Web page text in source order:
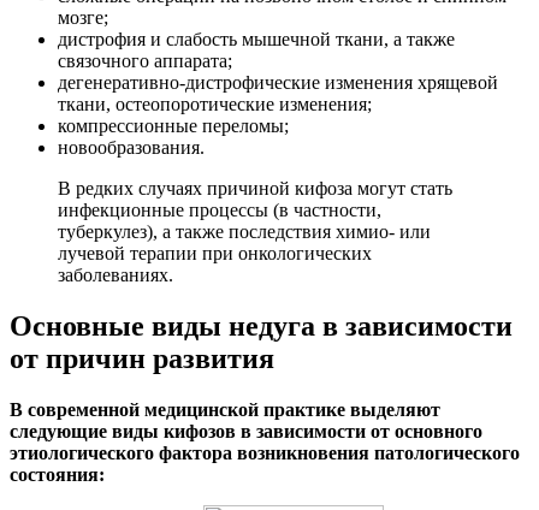
мозге;
дистрофия и слабость мышечной ткани, а также
связочного аппарата;
дегенеративно-дистрофические изменения хрящевой
ткани, остеопоротические изменения;
компрессионные переломы;
новообразования.
В редких случаях причиной кифоза могут стать
инфекционные процессы (в частности,
туберкулез), а также последствия химио- или
лучевой терапии при онкологических
заболеваниях.
Основные виды недуга в зависимости
от причин развития
В современной медицинской практике выделяют
следующие виды кифозов в зависимости от основного
этиологического фактора возникновения патологического
состояния: